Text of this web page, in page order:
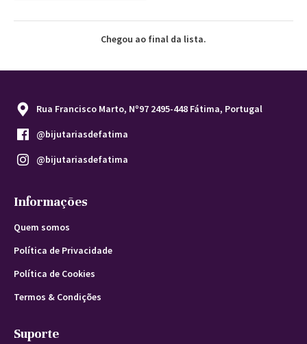
Chegou ao final da lista.
Rua Francisco Marto, Nº97 2495-448 Fátima, Portugal
@bijutariasdefatima
@bijutariasdefatima
Informações
Quem somos
Política de Privacidade
Política de Cookies
Termos & Condições
Suporte